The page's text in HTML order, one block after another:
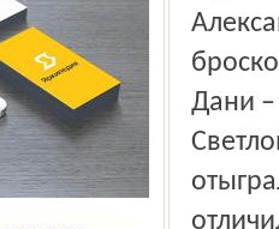
Дани –